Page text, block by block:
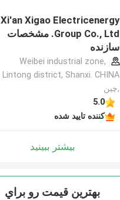
Xi'an Xigao Electricenergy
Group Co., Ltd. مشخصات
سازنده
Weibei industrial zone,
Lintong district, Shanxi. CHINA
,چین
5.0
کننده تایید شده
بیشتر ببینید
بهترين قيمت رو براي